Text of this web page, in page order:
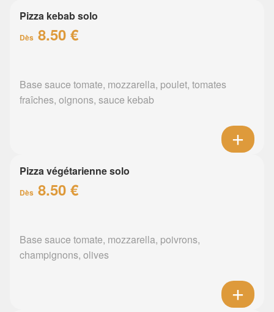
Pizza kebab solo
Dès 8.50 €
Base sauce tomate, mozzarella, poulet, tomates
fraîches, oignons, sauce kebab
Pizza végétarienne solo
Dès 8.50 €
Base sauce tomate, mozzarella, poivrons,
champignons, olives